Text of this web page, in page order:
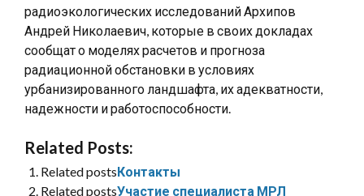
радиоэкологических исследований Архипов
Андрей Николаевич, которые в своих докладах
сообщат о моделях расчетов и прогноза
радиационной обстановки в условиях
урбанизированного ландшафта, их адекватности,
надежности и работоспособности.
Related Posts:
Related postsКонтакты
Related postsУчастие специалиста МРЛ